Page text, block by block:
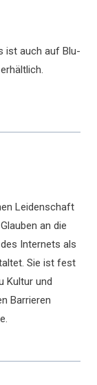
ist auch auf Blu-
Leidenschaft
an die
Internets als
Sie ist fest
Kultur und
Barrieren